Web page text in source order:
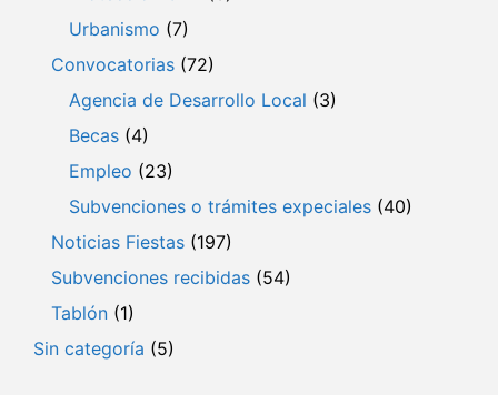
Urbanismo (7)
Convocatorias (72)
Agencia de Desarrollo Local (3)
Becas (4)
Empleo (23)
Subvenciones o trámites expeciales (40)
Noticias Fiestas (197)
Subvenciones recibidas (54)
Tablón (1)
Sin categoría (5)